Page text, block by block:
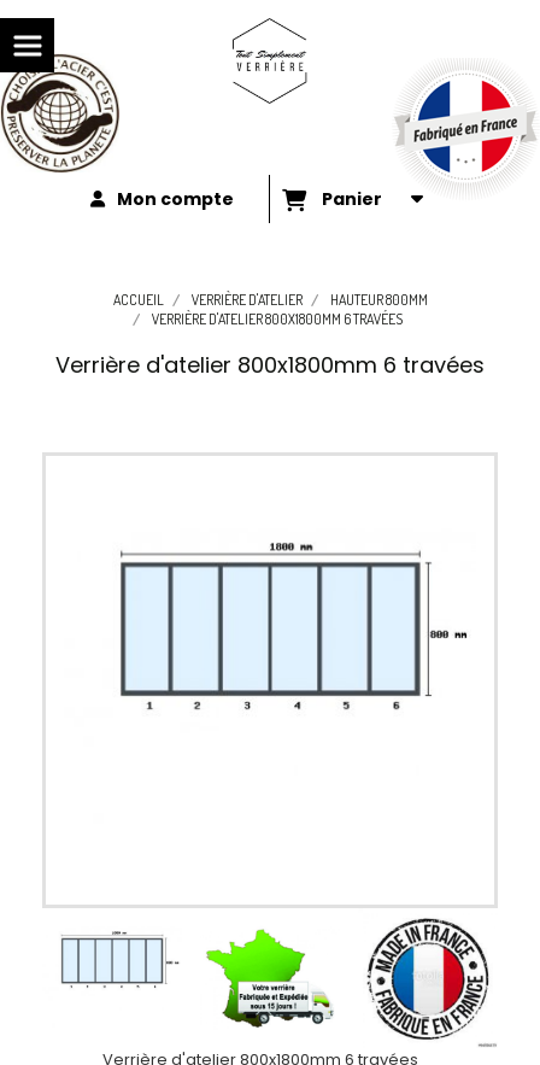
Mon compte Panier
ACCUEIL VERRIÈRE D'ATELIER
HAUTEUR 800MM
VERRIÈRE D'ATELIER 800X1800MM 6 TRAVÉES
Verrière d'atelier 800x1800mm 6 travées
Verrière d'atelier 800x1800mm 6 travées